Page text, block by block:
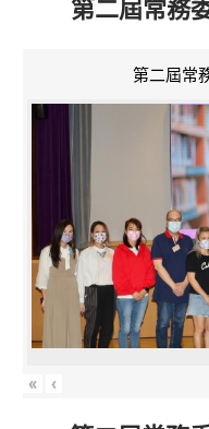
第二屆常務
第二屆常
« ‹